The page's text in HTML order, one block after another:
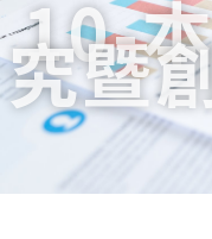
10-
究暨